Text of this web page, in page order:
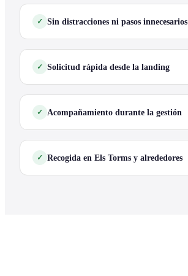
Sin distracciones ni pasos innecesarios
Solicitud rápida desde la landing
Acompañamiento durante la gestión
Recogida en Els Torms y alrededores